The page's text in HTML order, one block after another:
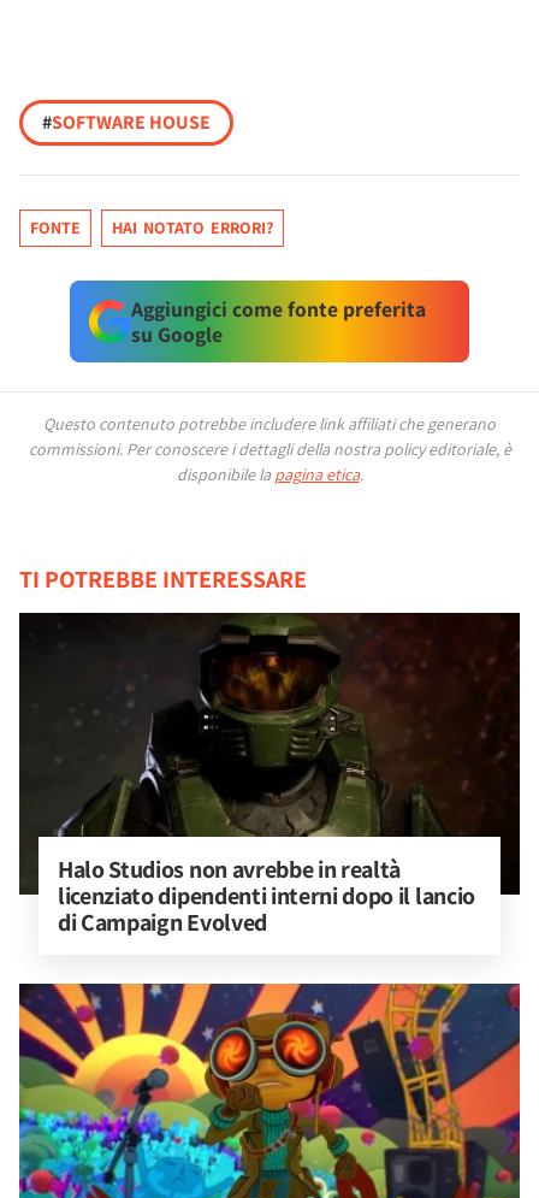
#SOFTWARE HOUSE
FONTE HAI NOTATO ERRORI?
Aggiungici come fonte preferita
su Google
Questo contenuto potrebbe includere link affiliati che generano
commissioni. Per conoscere i dettagli della nostra policy editoriale, è
disponibile la pagina etica.
TI POTREBBE INTERESSARE
Halo Studios non avrebbe in realtà
licenziato dipendenti interni dopo il lancio
di Campaign Evolved